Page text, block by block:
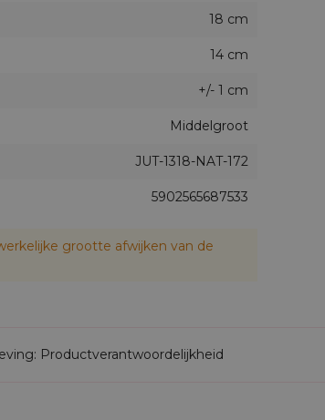
18 cm
14 cm
+/- 1 cm
Middelgroot
JUT-1318-NAT-172
5902565687533
grootte afwijken van de
Productverantwoordelijkheid